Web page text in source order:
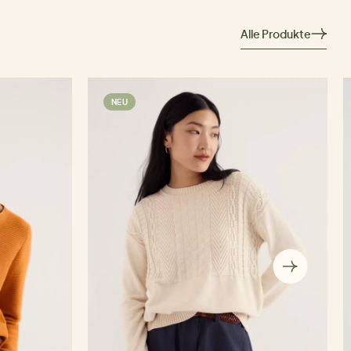
Alle Produkte
NEU